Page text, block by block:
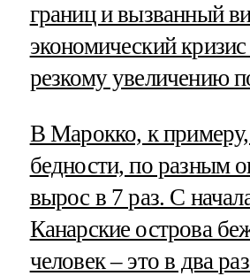
границ и вызванный
экономический
резкому увеличению
В Марокко, к
бедности, по разным
вырос в 7 раз. С
Канарские острова
человек – это в два